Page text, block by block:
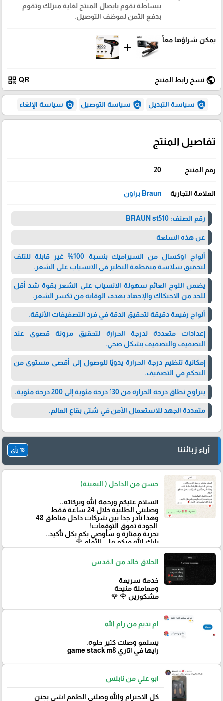
ببساطة نقوم بايصال المنتج لغاية منزلك وتقوم
بدفع الثمن لموظف التوصيل.
يمكن شراؤها معاً
add
public نسخ رابط المنتج QR
qr_code
policy سياسة التبديل policy سياسة التوصيل policy سياسة الإلغاء
تفاصيل المنتج
رقم المنتج 20
العلامة التجارية Braun براون
رقم الصنف: BRAUN st510
عن هذه السلعة
ألواح اوكسال من السيراميك بنسبة 100% غير قابلة للتلف
لتحقيق سلاسة منقطعة النظير في الانسياب على الشعر.
يضمن اللوح العائم سهولة الانسياب على الشعر بقوة شد أقل
للحد من الاحتكاك والإجهاد بهدف الوقاية من تكسر الشعر.
ألواح رفيعة دقيقة لتحقيق الدقة في فرد التصفيفات الأنيقة.
إعدادات متعددة لدرجة الحرارة لتحقيق مرونة قصوى عند
التصفيف والتصفيف بشكل صحي.
إمكانية تنظيم درجة الحرارة يدويًا للوصول إلى أقصى مستوى من
التحكم في التصفيف.
يتراوح نطاق درجة الحرارة من 130 درجة مئوية إلى 200 درجة مئوية.
متعددة الجهد للاستعمال الآمن في شتى بقاع العالم.
آراء زبائننا 18 رأي
حسن من الداخل ( البعينة)
‏السلام عليكم ورحمة الله وبركاته..
وصلتني الطلبية خلال 24 ساعة فقط
‏وهذا نادر جدا بين شركات داخل مناطق 48
‏ الجودة تفوق التوقعات!
تجربة ممتازة و سأوصي بكم بكل تأكيد..
‏بارك الله فيكم وإلى الأمام 🌹
الحلاق خالد من القدس
خدمة سريعة
ومعاملة منيحة
مشكورين 🌹 🌹
ام نديم من رام الله
يسلمو وصلت كتير حلوه.
رايها في اتاري game stack m8
ابو علي من نابلس
كل الاحترام والله وصلني الطقم اشي بجنن